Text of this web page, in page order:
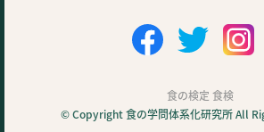
食の検定 食検
© Copyright 食の学問体系化研究所 All